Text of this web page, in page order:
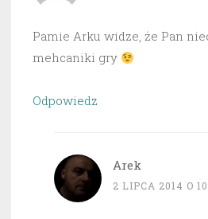
Pamie Arku widze, że Pan
mehcaniki gry
Odpowiedz
Arek
2 LIPCA 2014 O